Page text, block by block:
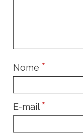
Nome *
E-mail*